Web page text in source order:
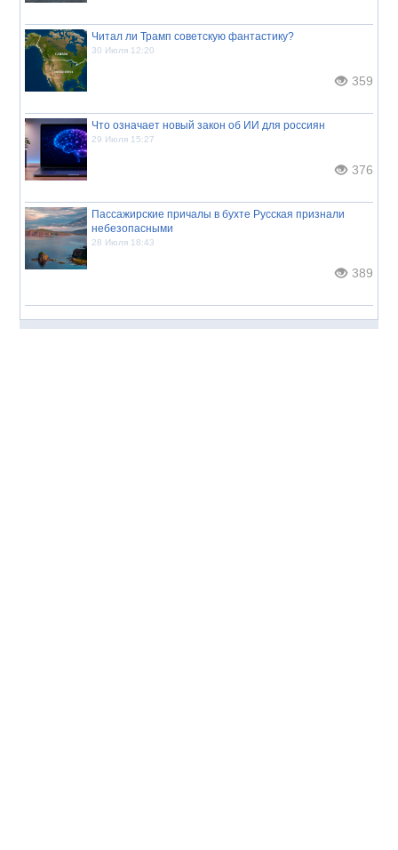
Читал ли Трамп советскую фантастику?
30 Июля 12:20
359
Что означает новый закон об ИИ для россиян
29 Июля 15:27
376
Пассажирские причалы в бухте Русская признали
небезопасными
28 Июля 18:43
389